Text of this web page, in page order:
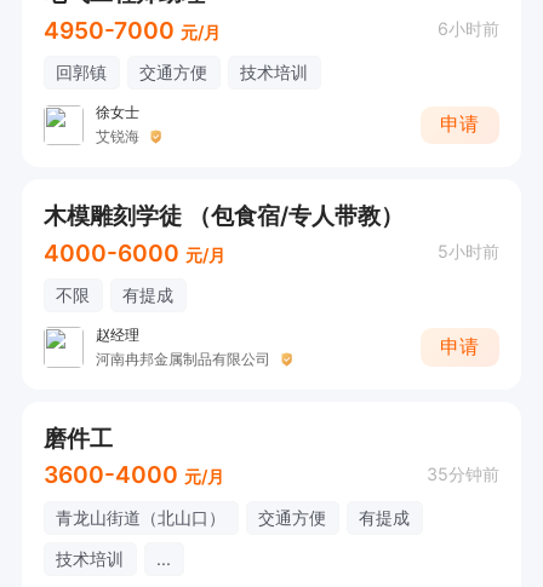
4950-7000 元/月 6小时前
回郭镇 交通方便 技术培训
徐女士
艾锐海
申请
木模雕刻学徒 （包食宿/专人带教）
4000-6000 元/月 5小时前
不限 有提成
赵经理
河南冉邦金属制品有限公司
申请
磨件工
3600-4000 元/月 35分钟前
青龙山街道（北山口） 交通方便
有提成
技术培训
...